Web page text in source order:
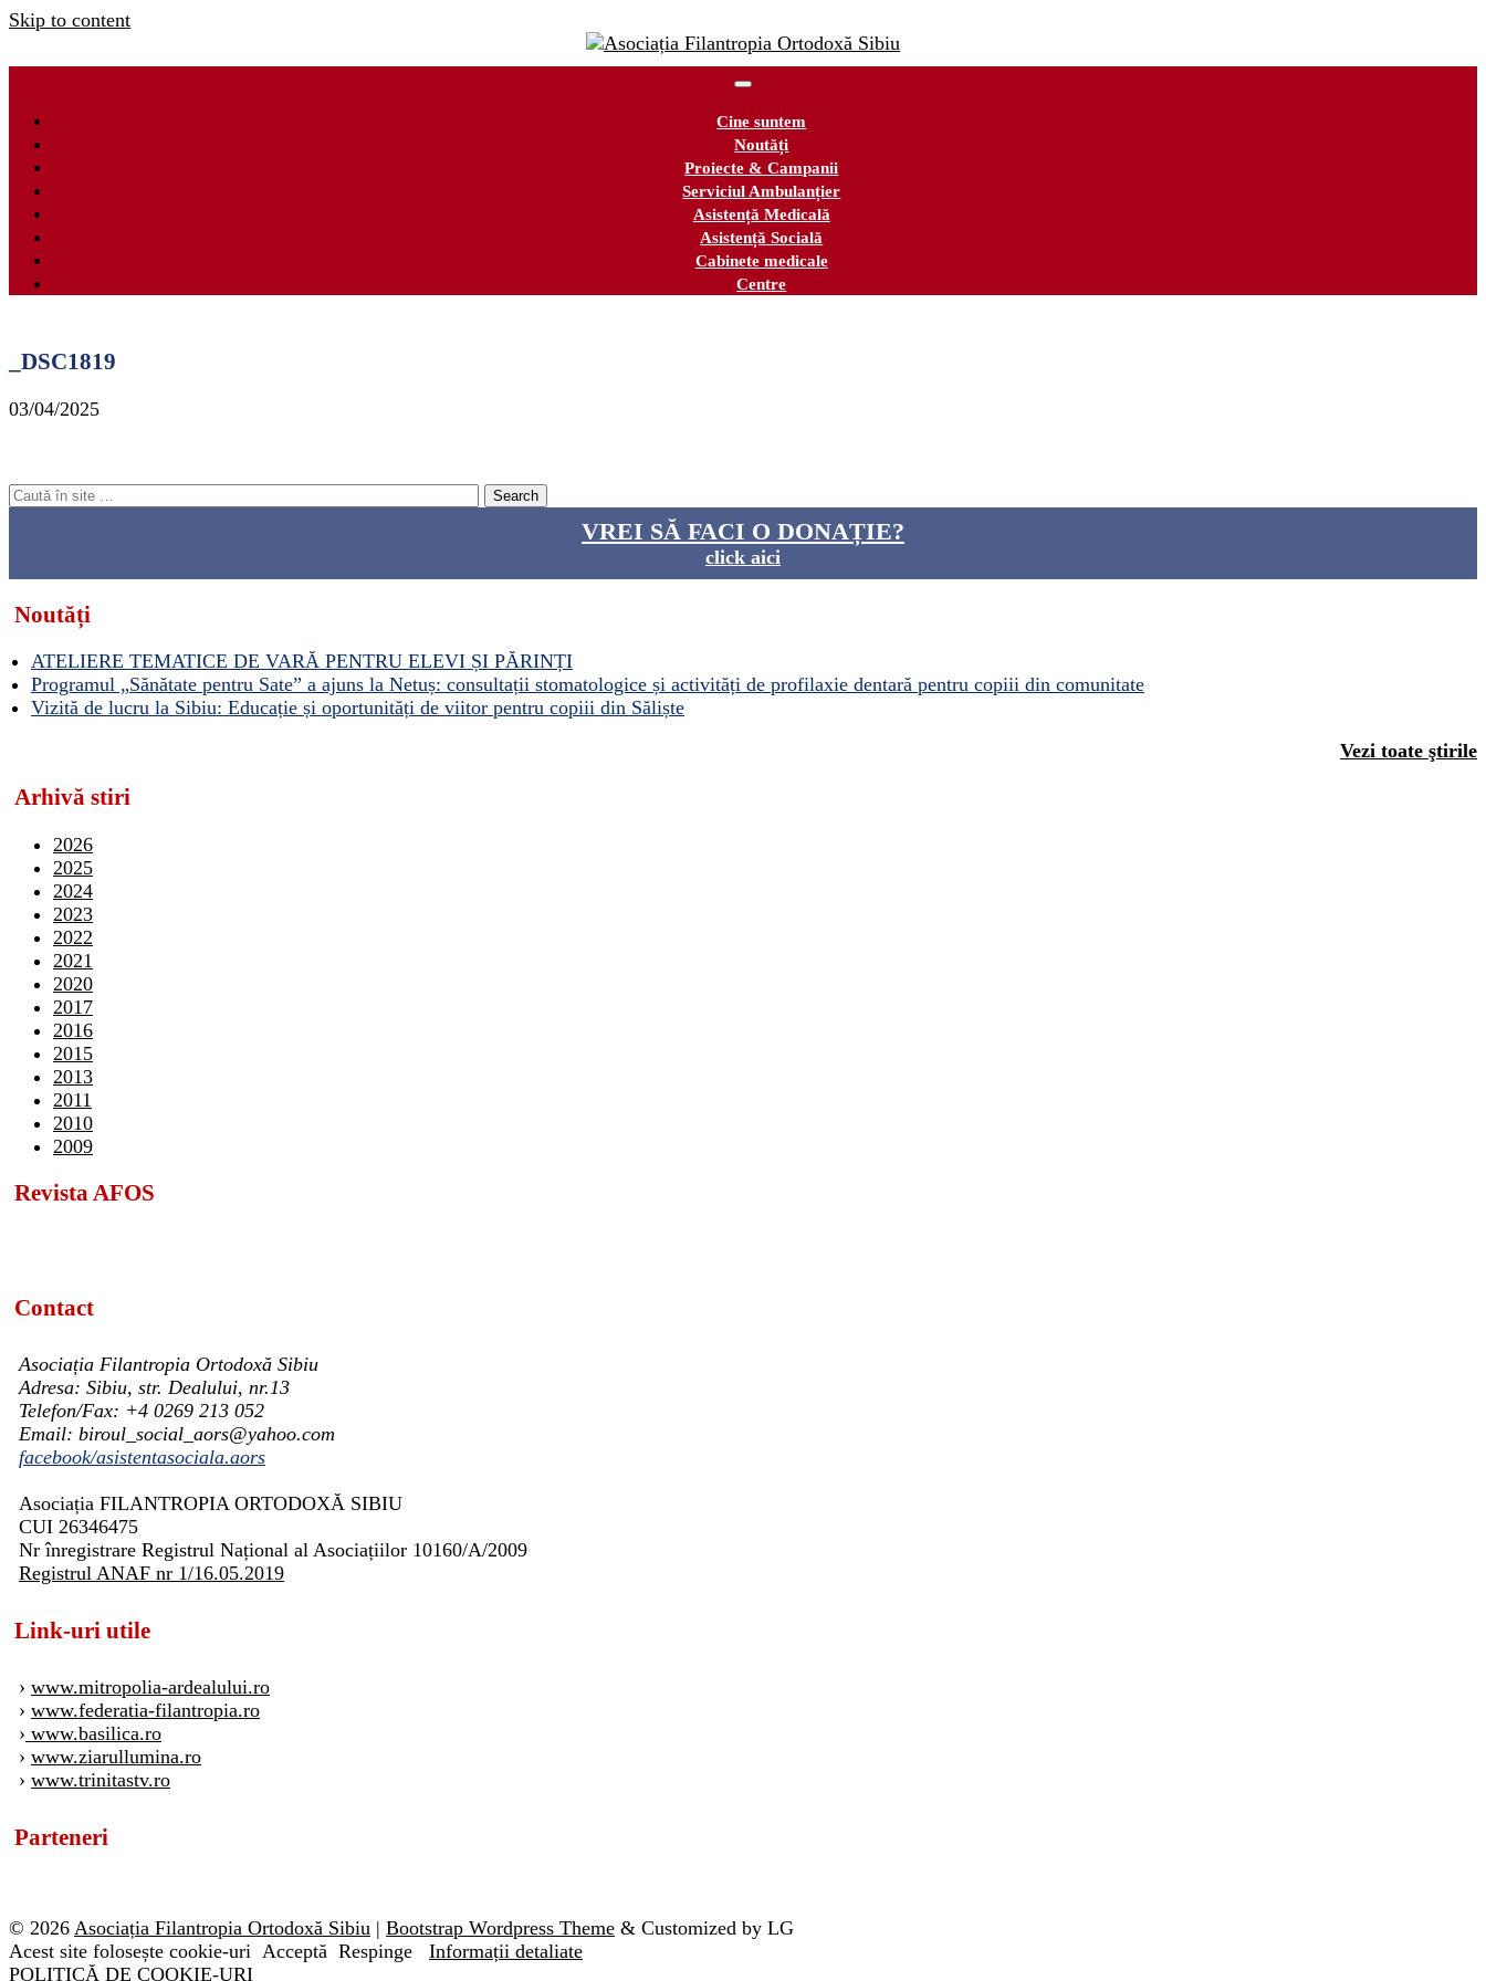
Skip to content
Cine suntem
Noutăți
Proiecte & Campanii
Serviciul Ambulanțier
Asistență Medicală
Asistență Socială
Cabinete medicale
Centre
_DSC1819
03/04/2025
VREI SĂ FACI O DONAȚIE?
click aici
Noutăți
ATELIERE TEMATICE DE VARĂ PENTRU ELEVI ȘI PĂRINȚI
Programul „Sănătate pentru Sate” a ajuns la Netuș: consultații stomatologice și activități de profilaxie dentară pentru copiii din comunitate
Vizită de lucru la Sibiu: Educație și oportunități de viitor pentru copiii din Săliște
Vezi toate ştirile
Arhivă stiri
2026
2025
2024
2023
2022
2021
2020
2017
2016
2015
2013
2011
2010
2009
Revista AFOS
Contact
Asociația Filantropia Ortodoxă Sibiu
Adresa: Sibiu, str. Dealului, nr.13
Telefon/Fax: +4 0269 213 052
Email: biroul_social_aors@yahoo.com
facebook/asistentasociala.aors
Asociația FILANTROPIA ORTODOXĂ SIBIU
CUI 26346475
Nr înregistrare Registrul Național al Asociațiilor 10160/A/2009
Registrul ANAF nr 1/16.05.2019
Link-uri utile
› www.mitropolia-ardealului.ro
› www.federatia-filantropia.ro
› www.basilica.ro
› www.ziarullumina.ro
› www.trinitastv.ro
Parteneri
© 2026 Asociația Filantropia Ortodoxă Sibiu | Bootstrap Wordpress Theme & Customized by LG
Acest site folosește cookie-uri Acceptă Respinge
Informații detaliate
POLITICĂ DE COOKIE-URI